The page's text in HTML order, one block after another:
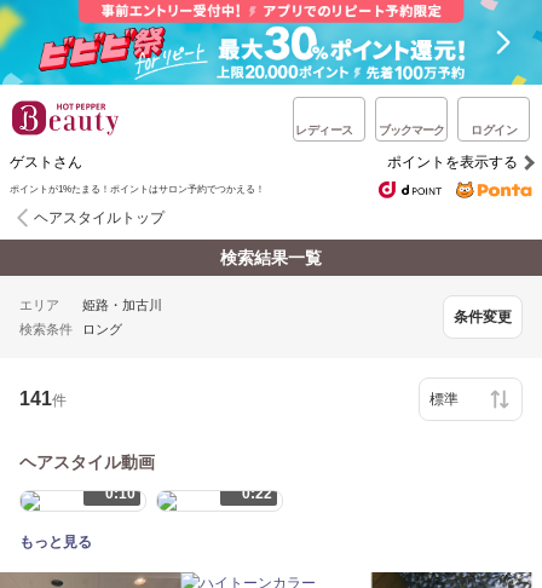
レディース ブックマーク ログイン
ゲストさん ポイントを表示する
ポイントが1%たまる！ポイントはサロン予約でつかえる！
ヘアスタイルトップ
検索結果一覧
エリア
姫路・加古川
検索条件
ロング
条件変更
141件
ヘアスタイル動画
0:10 0:22
もっと見る